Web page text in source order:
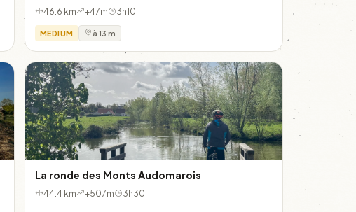
46.6 km +47m 3h10
MEDIUM à 13 m
La ronde des Monts Audomarois
44.4 km +507m 3h30